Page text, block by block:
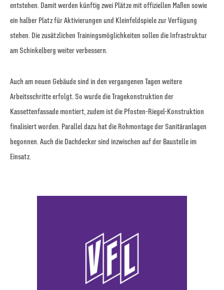
entstehen. Damit werden künftig zwei Plätze mit offiziellen Maßen sowie
ein halber Platz für Aktivierungen und Kleinfeldspiele zur Verfügung
stehen. Die zusätzlichen Trainingsmöglichkeiten sollen die Infrastruktur
am Schinkelberg weiter verbessern.
Auch am neuen Gebäude sind in den vergangenen Tagen weitere
Arbeitsschritte erfolgt. So wurde die Tragekonstruktion der
Kassettenfassade montiert, zudem ist die Pfosten-Riegel-Konstruktion
finalisiert worden. Parallel dazu hat die Rohmontage der Sanitäranlagen
begonnen. Auch die Dachdecker sind inzwischen auf der Baustelle im
Einsatz.